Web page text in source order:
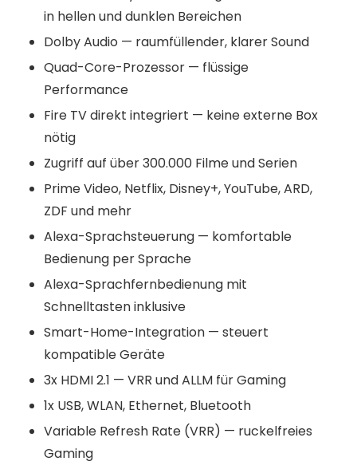
in hellen und dunklen Bereichen
Dolby Audio — raumfüllender, klarer Sound
Quad-Core-Prozessor — flüssige
Performance
Fire TV direkt integriert — keine externe Box
nötig
Zugriff auf über 300.000 Filme und Serien
Prime Video, Netflix, Disney+, YouTube, ARD,
ZDF und mehr
Alexa-Sprachsteuerung — komfortable
Bedienung per Sprache
Alexa-Sprachfernbedienung mit
Schnelltasten inklusive
Smart-Home-Integration — steuert
kompatible Geräte
3x HDMI 2.1 — VRR und ALLM für Gaming
1x USB, WLAN, Ethernet, Bluetooth
Variable Refresh Rate (VRR) — ruckelfreies
Gaming